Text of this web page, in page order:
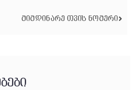
ᲛᲘᲛᲓᲘᲜᲐᲠᲔ ᲗᲕᲘᲡ ᲜᲝᲛᲔᲠᲘ